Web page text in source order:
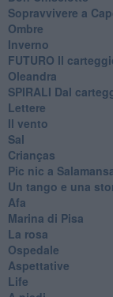
Sopravvivere a
Ombre
Inverno
FUTURO Il
Oleandra
SPIRALI Dal
Lettere
Il vento
Sal
Crianças
Pic nic a
Un tango e una
Afa
Marina di Pisa
La rosa
Ospedale
Aspettative
Life